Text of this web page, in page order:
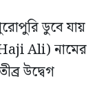
ডুবে যায়
Ali) নামের
উদ্বেগ